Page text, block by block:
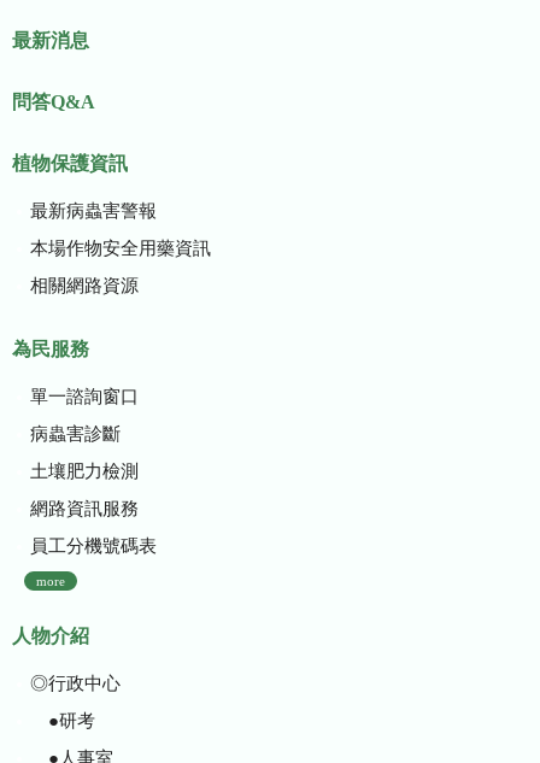
最新消息
問答Q&A
植物保護資訊
最新病蟲害警報
本場作物安全用藥資訊
相關網路資源
為民服務
單一諮詢窗口
病蟲害診斷
土壤肥力檢測
網路資訊服務
員工分機號碼表
more
人物介紹
◎行政中心
●研考
●人事室